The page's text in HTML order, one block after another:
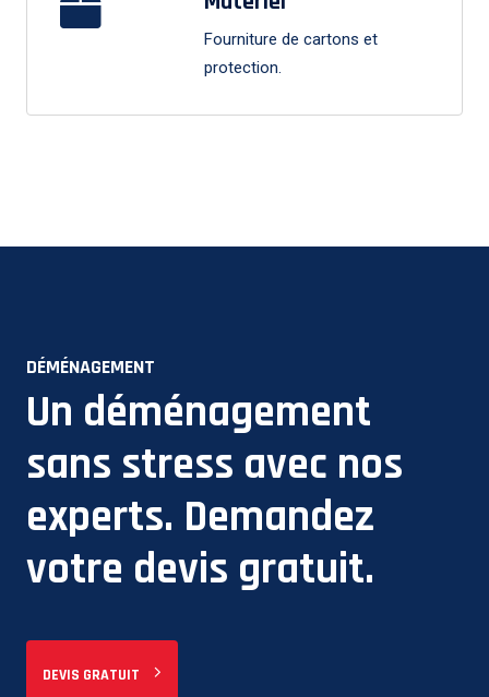
Fourniture de cartons et
protection.
DÉMÉNAGEMENT
Un déménagement
sans stress avec nos
experts. Demandez
votre devis gratuit.
DEVIS GRATUIT